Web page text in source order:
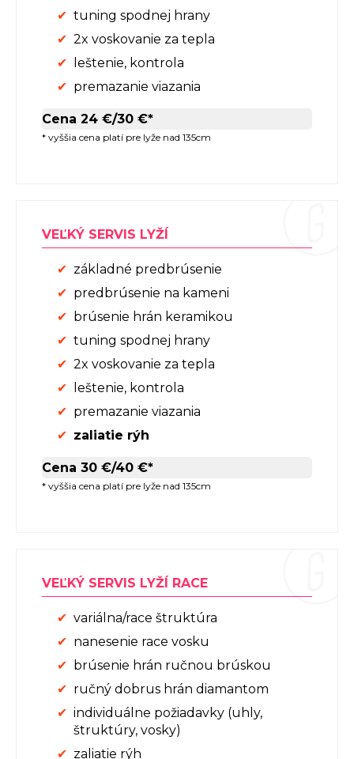
tuning spodnej hrany
2x voskovanie za tepla
leštenie, kontrola
premazanie viazania
Cena 24 €/30 €*
* vyššia cena platí pre lyže nad 135cm
VEĽKÝ SERVIS LYŽÍ
základné predbrúsenie
predbrúsenie na kameni
brúsenie hrán keramikou
tuning spodnej hrany
2x voskovanie za tepla
leštenie, kontrola
premazanie viazania
zaliatie rýh
Cena 30 €/40 €*
* vyššia cena platí pre lyže nad 135cm
VEĽKÝ SERVIS LYŽÍ RACE
variálna/race štruktúra
nanesenie race vosku
brúsenie hrán ručnou brúskou
ručný dobrus hrán diamantom
individuálne požiadavky (uhly,
štruktúry, vosky)
zaliatie rýh